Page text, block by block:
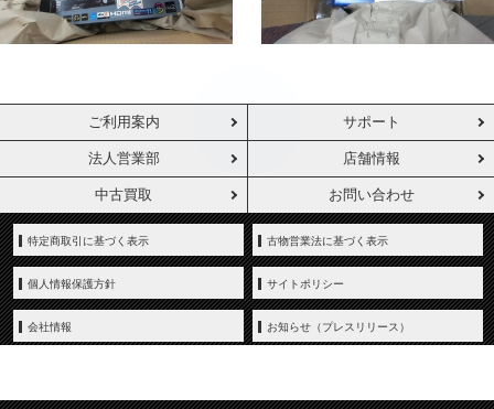
ご利用案内 サポート
法人営業部 店舗情報
中古買取 お問い合わせ
特定商取引に基づく表示 古物営業法に基づく表示
個人情報保護方針 サイトポリシー
会社情報 お知らせ（プレスリリース）